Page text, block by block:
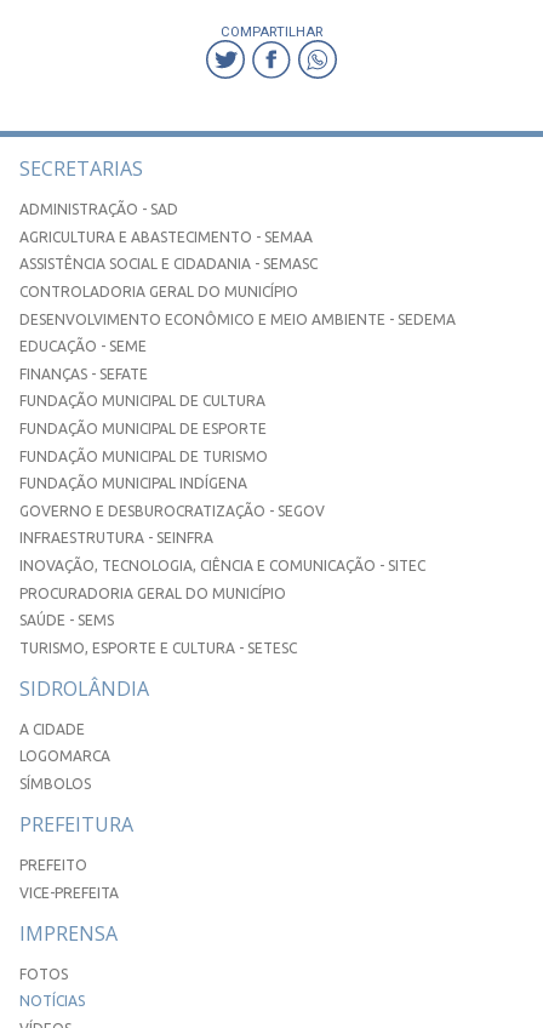
COMPARTILHAR
SECRETARIAS
ADMINISTRAÇÃO - SAD
AGRICULTURA E ABASTECIMENTO - SEMAA
ASSISTÊNCIA SOCIAL E CIDADANIA - SEMASC
CONTROLADORIA GERAL DO MUNICÍPIO
DESENVOLVIMENTO ECONÔMICO E MEIO AMBIENTE - SEDEMA
EDUCAÇÃO - SEME
FINANÇAS - SEFATE
FUNDAÇÃO MUNICIPAL DE CULTURA
FUNDAÇÃO MUNICIPAL DE ESPORTE
FUNDAÇÃO MUNICIPAL DE TURISMO
FUNDAÇÃO MUNICIPAL INDÍGENA
GOVERNO E DESBUROCRATIZAÇÃO - SEGOV
INFRAESTRUTURA - SEINFRA
INOVAÇÃO, TECNOLOGIA, CIÊNCIA E COMUNICAÇÃO - SITEC
PROCURADORIA GERAL DO MUNICÍPIO
SAÚDE - SEMS
TURISMO, ESPORTE E CULTURA - SETESC
SIDROLÂNDIA
A CIDADE
LOGOMARCA
SÍMBOLOS
PREFEITURA
PREFEITO
VICE-PREFEITA
IMPRENSA
FOTOS
NOTÍCIAS